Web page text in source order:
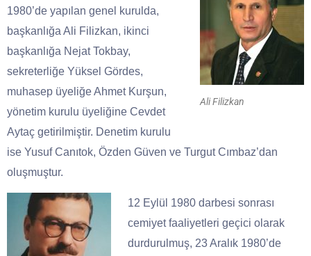
Ali Filizkan
1980’de yapılan genel kurulda,
başkanlığa Ali Filizkan, ikinci
başkanlığa Nejat Tokbay,
sekreterliğe Yüksel Gördes,
muhasep üyeliğe Ahmet Kurşun,
yönetim kurulu üyeliğine Cevdet
Aytaç getirilmiştir. Denetim kurulu
ise Yusuf Canıtok, Özden Güven ve Turgut Cımbaz’dan
oluşmuştur.
12 Eylül 1980 darbesi sonrası
cemiyet faaliyetleri geçici olarak
durdurulmuş, 23 Aralık 1980’de